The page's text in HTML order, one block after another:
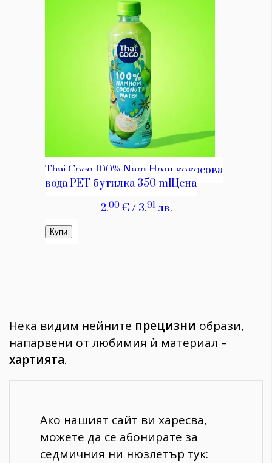
Нека видим нейните прецизни образи,
напарвени от любимия ѝ материал –
хартията.
Ако нашият сайт ви харесва,
можете да се абонирате за
седмичния ни нюзлетър тук: